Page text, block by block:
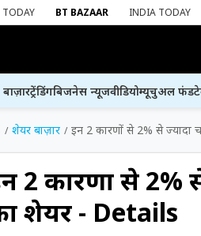
TODAY BT BAZAAR INDIA TODAY
ट्रेंडिंगबिजनेस न्यूजवीडियोम्यूचुअल फंड
शेयर बाज़ार इन 2 कारणों से 2% से
2 कारणों से
शेयर - Details